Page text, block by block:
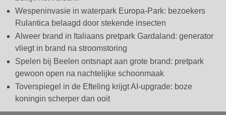
Wespeninvasie in waterpark Europa-Park: bezoekers
Rulantica belaagd door stekende insecten
Alweer brand in Italiaans pretpark Gardaland: generator
vliegt in brand na stroomstoring
Spelen bij Beelen ontsnapt aan grote brand: pretpark
gewoon open na nachtelijke schoonmaak
Toverspiegel in de Efteling krijgt AI-upgrade: boze
koningin scherper dan ooit